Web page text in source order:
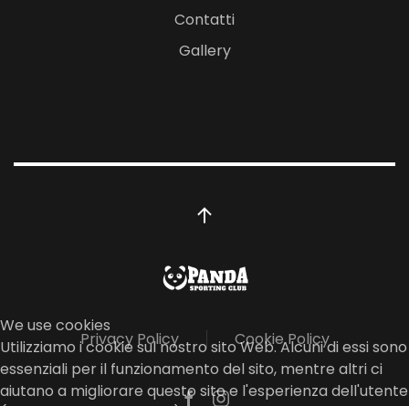
Contatti
Gallery
Privacy Policy Cookie Policy
We use cookies
Utilizziamo i cookie sul nostro sito Web. Alcuni di essi sono
essenziali per il funzionamento del sito, mentre altri ci
aiutano a migliorare questo sito e l'esperienza dell'utente